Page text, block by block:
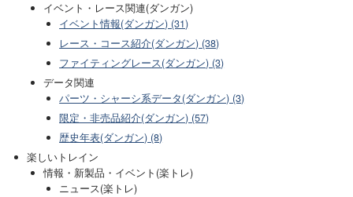
イベント・レース関連(ダンガン)
イベント情報(ダンガン) (31)
レース・コース紹介(ダンガン) (38)
ファイティングレース(ダンガン) (3)
データ関連
パーツ・シャーシ系データ(ダンガン) (3)
限定・非売品紹介(ダンガン) (57)
歴史年表(ダンガン) (8)
楽しいトレイン
情報・新製品・イベント(楽トレ)
ニュース(楽トレ)